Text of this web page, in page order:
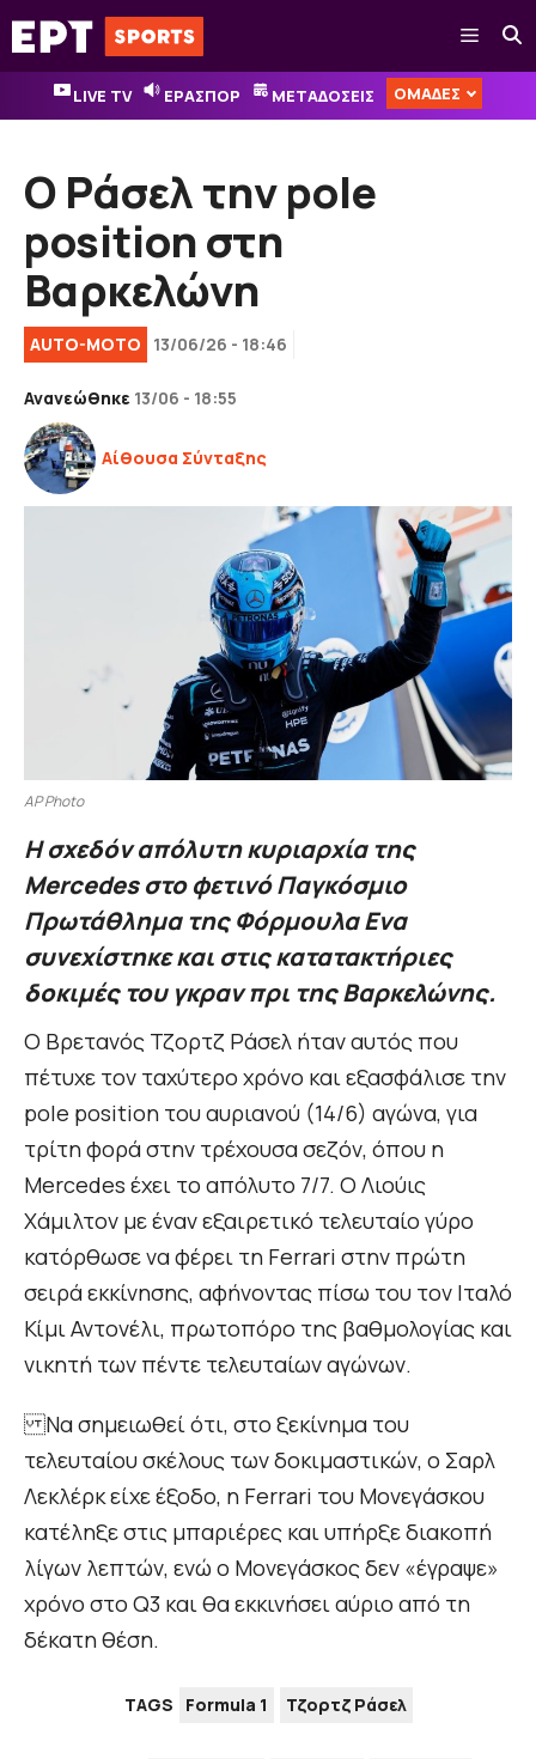
Μετάβαση
σε
περιεχόμενο
Μενού
LIVE TV ΕΡΑΣΠΟΡ ΜΕΤΑΔΟΣΕΙΣ ΟΜΑΔΕΣ
Ο Ράσελ την pole
position στη
Βαρκελώνη
AUTO-MOTO 13/06/26 - 18:46
Ανανεώθηκε 13/06 - 18:55
Αίθουσα Σύνταξης
AP Photo
Η σχεδόν απόλυτη κυριαρχία της
Mercedes στο φετινό Παγκόσμιο
Πρωτάθλημα της Φόρμουλα Ενα
συνεχίστηκε και στις κατατακτήριες
δοκιμές του γκραν πρι της Βαρκελώνης.
Ο Βρετανός Τζορτζ Ράσελ ήταν αυτός που
πέτυχε τον ταχύτερο χρόνο και εξασφάλισε την
pole position του αυριανού (14/6) αγώνα, για
τρίτη φορά στην τρέχουσα σεζόν, όπου η
Mercedes έχει το απόλυτο 7/7. Ο Λιούις
Χάμιλτον με έναν εξαιρετικό τελευταίο γύρο
κατόρθωσε να φέρει τη Ferrari στην πρώτη
σειρά εκκίνησης, αφήνοντας πίσω του τον Ιταλό
Κίμι Αντονέλι, πρωτοπόρο της βαθμολογίας και
νικητή των πέντε τελευταίων αγώνων.
Να σημειωθεί ότι, στο ξεκίνημα του
τελευταίου σκέλους των δοκιμαστικών, ο Σαρλ
Λεκλέρκ είχε έξοδο, η Ferrari του Μονεγάσκου
κατέληξε στις μπαριέρες και υπήρξε διακοπή
λίγων λεπτών, ενώ ο Μονεγάσκος δεν «έγραψε»
χρόνο στο Q3 και θα εκκινήσει αύριο από τη
δέκατη θέση.
TAGS Formula 1 Τζορτζ Ράσελ